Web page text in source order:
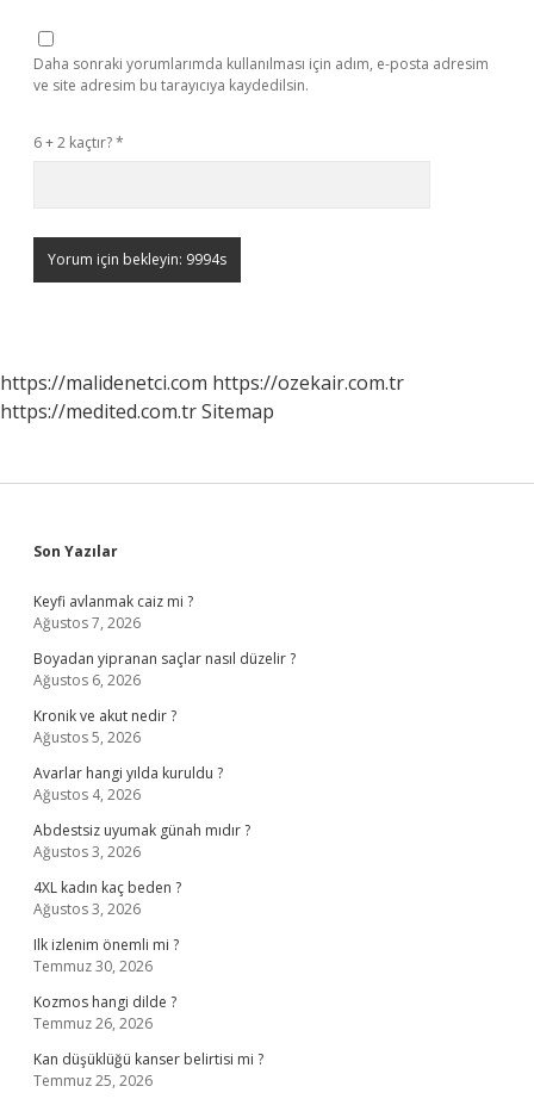
Daha sonraki yorumlarımda kullanılması için adım, e-posta adresim
ve site adresim bu tarayıcıya kaydedilsin.
6 + 2 kaçtır?*
https://malidenetci.com https://ozekair.com.tr
https://medited.com.trSitemap
Sidebar
Son Yazılar
Keyfi avlanmak caiz mi ?
Ağustos 7, 2026
Boyadan yipranan saçlar nasıl düzelir ?
Ağustos 6, 2026
Kronik ve akut nedir ?
Ağustos 5, 2026
Avarlar hangi yılda kuruldu ?
Ağustos 4, 2026
Abdestsiz uyumak günah mıdır ?
Ağustos 3, 2026
4XL kadın kaç beden ?
Ağustos 3, 2026
Ilk izlenim önemli mi ?
Temmuz 30, 2026
Kozmos hangi dilde ?
Temmuz 26, 2026
Kan düşüklüğü kanser belirtisi mi ?
Temmuz 25, 2026